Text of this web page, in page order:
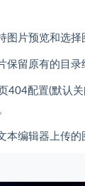
片预览和选择
留原有的目
404配置(默认
编辑器上传的